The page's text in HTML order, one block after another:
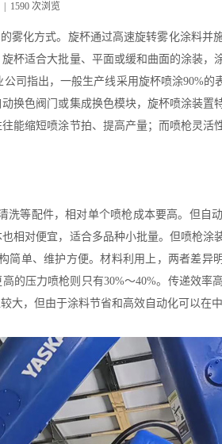
| 1590 次浏览
雾化方式。旋杯通过高速旋转雾化涂料并
杯适合大批量、平面或缓和曲面的涂装，
司指出，一般生产线采用旋杯喷涂90%的
换色阀门或集成换色模块，旋杯喷涂装置
能缩短喷涂节拍、提高产量；而喷枪灵活
等配件，相对单个喷枪成本要高。但自
相对便宜，适合多品种小批量。但喷枪涂
单、维护方便。材料利用上，两者差异
的压力喷枪则只有30%～40%。传递效
，但由于涂料节省和高效自动化可以在